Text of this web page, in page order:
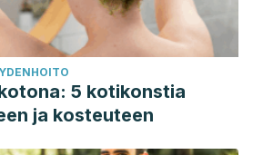
5 kotikonstia
ja kosteuteen